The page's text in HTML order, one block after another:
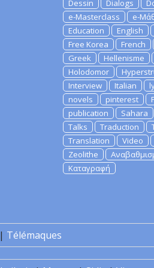
Dessin
Dialogs
e-Masterclass
e-
Education
English
Free Korea
French
Greek
Hellenisme
Holodomor
Interview
Italian
novels
pinterest
publication
Sahara
Talks
Traduction
Translation
Video
Zeolithe
Καταγραφή
| Télémaques